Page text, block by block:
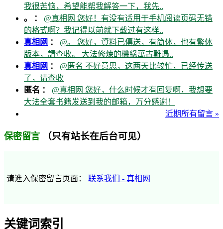
我很苦恼，希望能帮我解答一下，我先..
。 ： @真相网 您好！有没有适用于手机阅读页码无错
的格式啊？我记得以前就下载过有这样..
真相网 ： @。 您好，資料已傳送，有简体，也有繁体
版本，請查收。 大法修煉的機緣萬古難遇..
真相网 ： @匿名 不好意思，这两天比较忙，已经传送
了，请查收
匿名 ： @真相网 您好，什么时候才有回复啊，我想要
大法全套书籍发送到我的邮箱，万分感谢！
近期所有留言 »
保密留言 （只有站长在后台可见）
请進入保密留言页面： 联系我们 - 真相网
关键词索引